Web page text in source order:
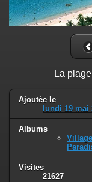
La
Ajoutée le
lundi 19 mai
Albums
Visites
21627